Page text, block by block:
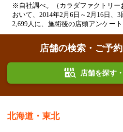
※自社調べ。（カラダファクトリー
おいて、2014年2月6日～2月16日、
2,699人に、施術後の店頭アンケート
店舗の検索・ご予
店舗を探す
北海道・東北